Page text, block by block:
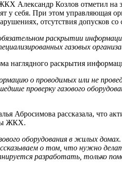
Александр Козлов отметил на
у себя. При этом управляющая
отсутствия допусков
раскрытии
газовых
наглядного раскрытия
о проводимых или не
проверку газового
Абросимова рассказала, что
ЖКХ.
оборудования в жилых
о том, что нужно
разработать, только